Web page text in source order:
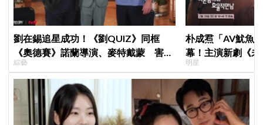
劉在錫追星成功！《劉QUIZ》同框
《奧德賽》諾蘭導演、麥特戴蒙 害羞
比YA幸福笑容藏不住
綜藝
朴成焄「AV魷魚
幕！主演新劇《
首度談復出心情
明星